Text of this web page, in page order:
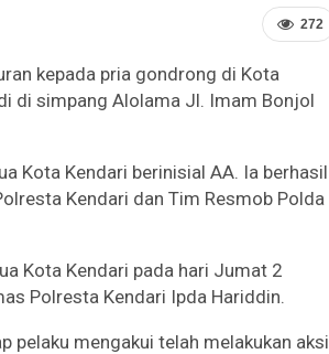
272
kepada pria gondrong di Kota
di simpang Alolama Jl. Imam Bonjol
Kota Kendari berinisial AA. Ia berhasil
Kendari dan Tim Resmob Polda
Kota Kendari pada hari Jumat 2
Polresta Kendari Ipda Hariddin.
pelaku mengakui telah melakukan aksi